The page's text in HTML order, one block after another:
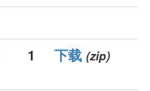
1 下载 (zip)